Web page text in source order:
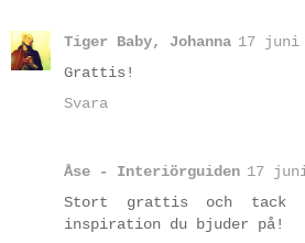
Tiger Baby, Johanna 17 juni
Grattis!
Svara
Åse - Interiörguiden 17
Stort grattis och tack
inspiration du bjuder på!